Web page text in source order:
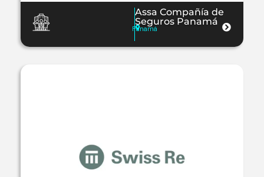
Assa Compañía de
Seguros Panamá
Panamá